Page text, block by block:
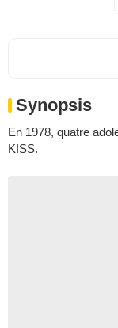
Synopsis
En 1978, quatre
KISS.